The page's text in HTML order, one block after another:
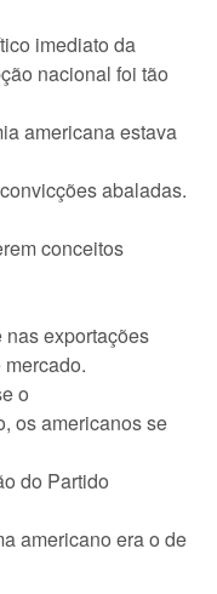
imediato da
nacional foi tão
americana estava
abaladas.
conceitos
nas exportações
o
os americanos se
do Partido
americano era o de